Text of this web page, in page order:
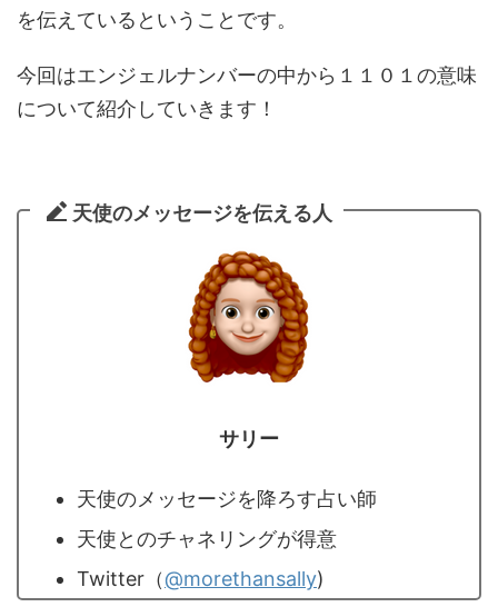
を伝えているということです。
今回はエンジェルナンバーの中から１１０１の意味
について紹介していきます！
天使のメッセージを伝える人
サリー
天使のメッセージを降ろす占い師
天使とのチャネリングが得意
Twitter（@morethansally)